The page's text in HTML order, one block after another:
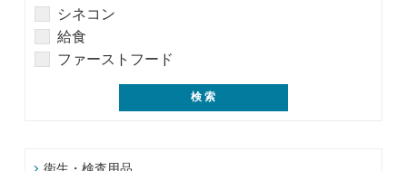
シネコン
給食
ファーストフード
衛生・検査用品